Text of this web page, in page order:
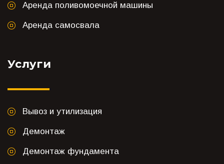
Аренда поливомоечной машины
Аренда самосвала
Услуги
Вывоз и утилизация
Демонтаж
Демонтаж фундамента